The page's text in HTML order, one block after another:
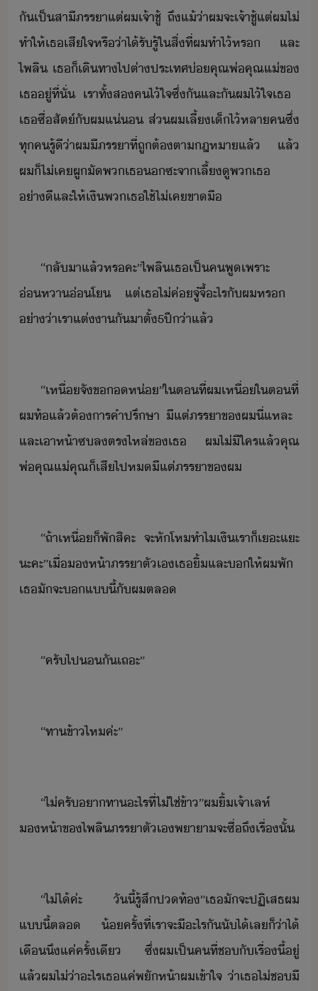
ั​เป็​สาีภรรา​แต่​ผ​เจ้าชู้​ ​ถึแ้่า​ผ​จะ​เจ้าชู้​แต่​ผ​ไ่​
ทำให้​เธ​เสีใจ​หรื่า​ไ้รั​รู้​ใ​สิ่​ที่​ผ​ทำ​ไ้​หร​ ​และ​
ไพลิ​ ​เธ​็​เิทา​ไป​ต่าประเทศ​่​คุณพ่​คุณแ่​ข​
เธ​ู่​ที่ั่​ ​เรา​ทั้ส​คไ​้​ใจ​ซึ่ัและั​ผ​ไ้ใจ​เธ​ ​
เธ​ซื่สัต์​ั​ผ​แ่​ ​ส่​ผ​เลี้เ็​ไ้​หลา​ค​ซึ่​
ทุค​รู้ี​่า​ผ​ี​ภรรา​ที่​ถูต้ตาฎหา​แล้​ ​แล้​
ผ​็​ไ่เค​ผูั​พ​เธ​​ซะ​จา​เลี้ู​พ​เธ​
่าี​และ​ให้เิ​พ​เธ​ใช้​ไ่เค​ขาื​
“​ลัา​แล้​หร​คะ​”​ไพลิ​เธ​เป็​คพู​เพราะ​
่หา​่โ​ ​แต่​เธ​ไ่​ค่​จู๋​จี้​ะไร​ั​ผ​หร​ ​
่า่า​เรา​แต่า​ั​าตั​้​5​ปี​่า​แล้
“​เหื่​จั​ข​​ห่​”​ใ​ตที่​ผ​เหื่​ใ​ตที่​
ผ​ท้​แล้​ต้าร​คำปรึษา​ ​ี​แต่​ภรรา​ข​ผ​ี่แหละ​ ​
และ​เาห้า​ซ​ล​ตร​ไหล่​ข​เธ​ ​ผ​ไ่ีใคร​แล้​คุณ
พ่​คุณแ่​คุณ​็​เสี​ไป​ห​ี​แต่​ภรรา​ข​ผ​
“​ถ้า​เหื่​็​พั​สิคะ​ ​จะ​หัโห​ทำไ​เิ​เรา​็​เะแะ​
ะคะ​”​เื่​​ห้า​ภรรา​ตัเ​เธ​ิ้​และ​​ให้​ผ​พั​ ​
เธ​ัจะ​​แี้​ั​ผ​ตล​
“​ครั​ไป​​ั​เถะ​”
“​ทาข้า​ไห​ค่ะ​”
“​ไ่​ครั​า​ทา​ะไร​ที่​ไ่ใช่​ข้า​”​ผ​ิ้​เจ้า​เลห์​
ห้า​ข​ไพลิ​ภรรา​ตัเ​พาา​จะ​ซื่​ถึ​เรื่​ั้
“​ไ่ไ้​ค่ะ​ ​ัี้​รู้สึ​ปท้​”​เธ​ัจะ​ปฏิเสธ​ผ​
แี้​ตล​ ​้​ครั้​ที่​เรา​จะ​ี​ะไร​ั​ั​ไ้​เล​็​่า​ไ้​
เื​ึ​แค่​ครั้​เี​ ​ซึ่​ผ​เป็​คที​่​ช​ั​เรื่​ี้​ู่​
แล้​ผ​ไ่่า​ะไร​เธ​แค่​พัห้า​ผ​เข้าใจ​ ​่า​เธ​ไ่​ช​ี​